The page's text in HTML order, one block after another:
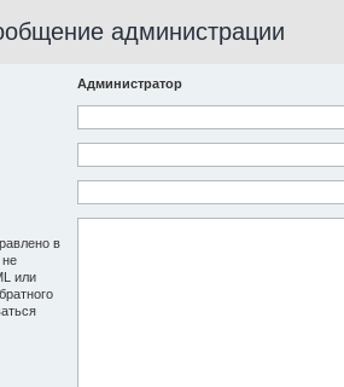
администрации
Администратор
в
не
или